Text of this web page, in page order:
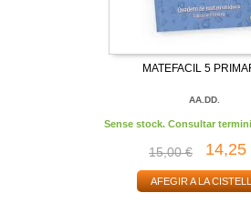
MATEFACIL 5
AA.DD.
Sense stock. Consultar
15,00 € 14,25
AFEGIR A LA